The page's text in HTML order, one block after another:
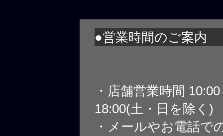
●営業時間のご案内
・店舗営業時間
18:00(土・日を除く)
・メールやお電話で